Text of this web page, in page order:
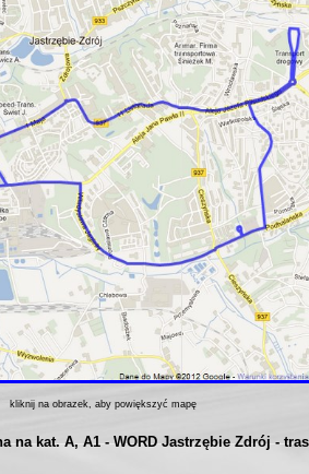
kliknij na obrazek, aby powiększyć mapę
na kat. A, A1 - WORD Jastrzębie Zdrój -